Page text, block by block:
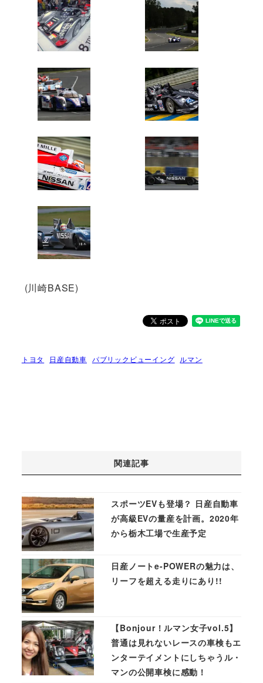
(川崎BASE)
トヨタ 日産自動車 パブリックビューイング ルマン
関連記事
スポーツEVも登場？ 日産自動車
が高級EVの量産を計画。2020年
から栃木工場で生産予定
日産ノートe-POWERの魅力は、
リーフを超える走りにあり!!
【Bonjour！ルマン女子vol.5】
普通は見れないレースの車検もエ
ンターテイメントにしちゃうル・
マンの公開車検に感動！